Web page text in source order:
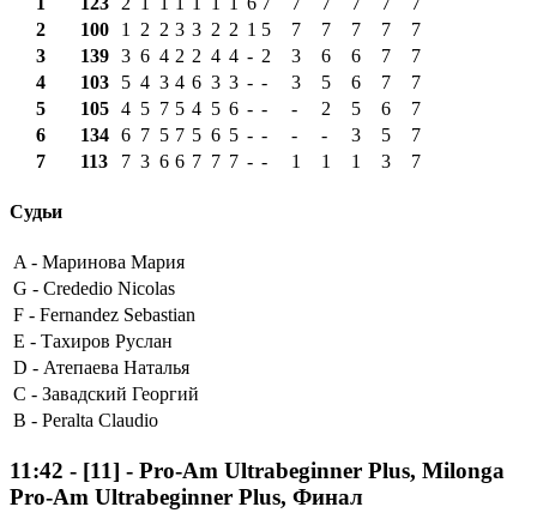
2
100 1 2 2 3 3 2 2 1 5 7 7 7 7
7
3
139 3 6 4 2 2 4 4 - 2 3 6 6 7
7
4
103 5 4 3 4 6 3 3 - - 3 5 6 7
7
5
105 4 5 7 5 4 5 6 - - - 2 5 6
7
6
134 6 7 5 7 5 6 5 - - - - 3 5
7
7
113 7 3 6 6 7 7 7 - - 1 1 1 3 7
Судьи
A - Маринова Мария
G - Crededio Nicolas
F - Fernandez Sebastian
E - Тахиров Руслан
D - Атепаева Наталья
C - Завадский Георгий
B - Peralta Claudio
11:42 - [11] - Pro-Am Ultrabeginner Plus, Milonga
Pro-Am Ultrabeginner Plus, Финал